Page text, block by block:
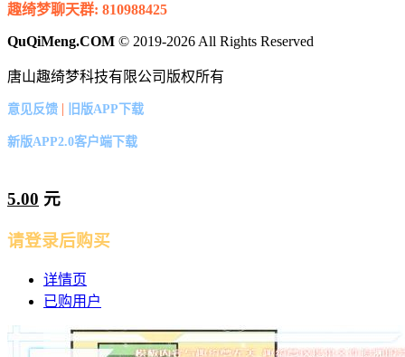
趣绮梦聊天群: 810988425
QuQiMeng.COM © 2019-2026 All Rights Reserved
唐山趣绮梦科技有限公司版权所有
意见反馈 | 旧版APP下载
新版APP2.0客户端下载
5.00 元
请登录后购买
详情页
已购用户